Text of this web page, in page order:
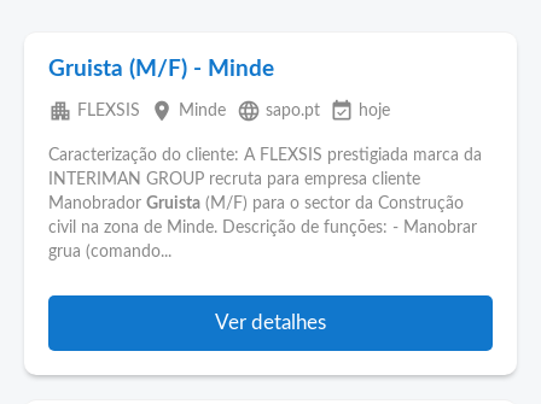
Gruista (M/F) - Minde
apartment FLEXSIS place Minde language sapo.pt event_available hoje
Caracterização do cliente: A FLEXSIS prestigiada marca da
INTERIMAN GROUP recruta para empresa cliente
Manobrador Gruista (M/F) para o sector da Construção
civil na zona de Minde. Descrição de funções: - Manobrar
grua (comando...
Ver detalhes